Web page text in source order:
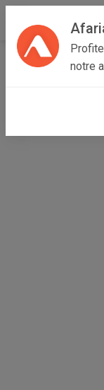
notre
Accueil